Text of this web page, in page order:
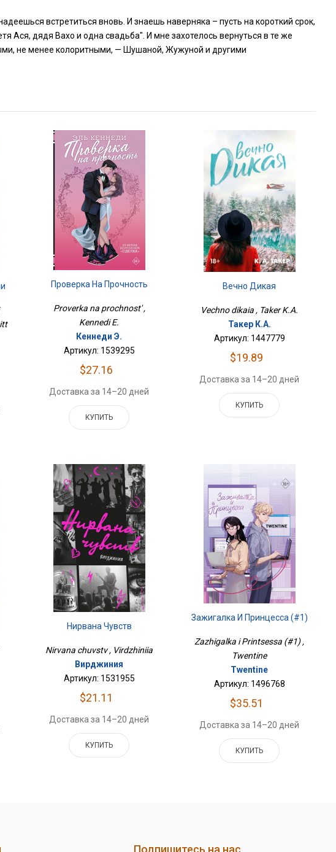
встретиться вновь. И знаешь наверняка – пусть на короткий срок,
Ася, дядя Вахо и одна свадьба". И мне захотелось вернуться в те же
не менее колоритными, — Шушаной, Жужуной и другими
Проверка На Прочность
Proverka na prochnost' ,
Kennedi E.
Кеннеди Э.
Артикул: 1539295
$27.16
Доставка за 14–20 дней
КУПИТЬ
Вечно Дикая
Vechno dikaia , Taker K.A.
Такер К.А.
Артикул: 1447779
$19.89
Доставка за 14–20 дней
КУПИТЬ
Нирвана Чувств
Nirvana chuvstv , Virdzhiniia
Вирджиния
Артикул: 1531955
$21.11
Доставка за 14–20 дней
КУПИТЬ
Зажигалка И Принцесса (#1)
Zazhigalka i Printsessa (#1) ,
Twentine
Twentine
Артикул: 1496768
$35.51
Доставка за 14–20 дней
КУПИТЬ
Подпишитесь на нас